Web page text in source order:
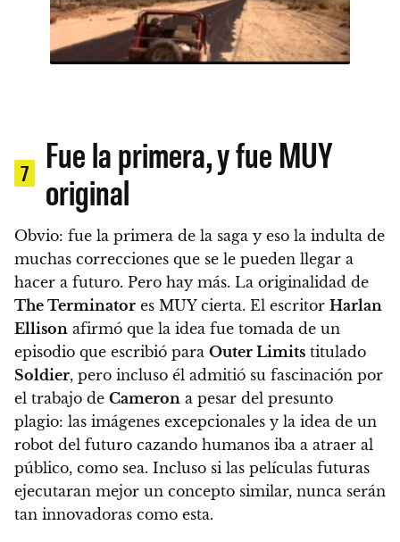
7
Fue la primera, y fue MUY
original
Obvio: fue la primera de la saga y eso la indulta de
muchas correcciones que se le pueden llegar a
hacer a futuro. Pero hay más. La originalidad de
The Terminator es MUY cierta. El escritor Harlan
Ellison afirmó que la idea fue tomada de un
episodio que escribió para Outer Limits titulado
Soldier, pero incluso él admitió su fascinación por
el trabajo de Cameron a pesar del presunto
plagio: las imágenes excepcionales y la idea de un
robot del futuro cazando humanos iba a atraer al
público, como sea. Incluso si las películas futuras
ejecutaran mejor un concepto similar, nunca serán
tan innovadoras como esta.